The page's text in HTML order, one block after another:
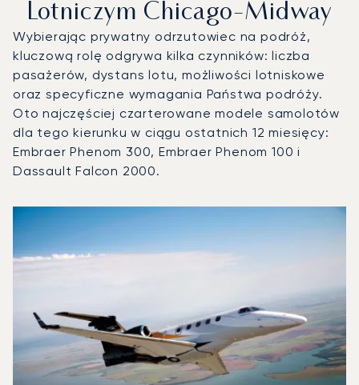
Lotniczym Chicago-Midway
Wybierając prywatny odrzutowiec na podróż,
kluczową rolę odgrywa kilka czynników: liczba
pasażerów, dystans lotu, możliwości lotniskowe
oraz specyficzne wymagania Państwa podróży.
Oto najczęściej czarterowane modele samolotów
dla tego kierunku w ciągu ostatnich 12 miesięcy:
Embraer Phenom 300, Embraer Phenom 100 i
Dassault Falcon 2000.
Zdjęcie samolotu
Model samolotu
Prędkość (km/h)
Prędkość (węzły)
Zasięg (NM)